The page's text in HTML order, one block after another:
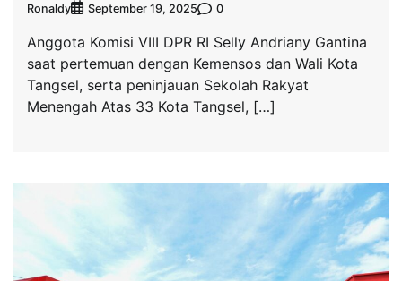
Ronaldy September 19, 2025 0
Anggota Komisi VIII DPR RI Selly Andriany Gantina
saat pertemuan dengan Kemensos dan Wali Kota
Tangsel, serta peninjauan Sekolah Rakyat
Menengah Atas 33 Kota Tangsel, […]